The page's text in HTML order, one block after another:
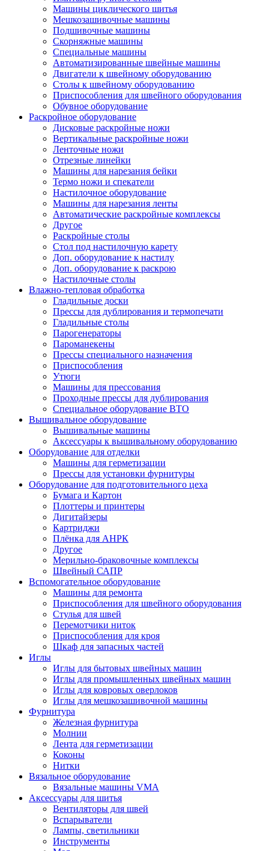
Машины циклического шитья
Мешкозашивочные машины
Подшивочные машины
Скорняжные машины
Специальные машины
Автоматизированные швейные машины
Двигатели к швейному оборудованию
Столы к швейному оборудованию
Приспособления для швейного оборудования
Обувное оборудование
Раскройное оборудование
Дисковые раскройные ножи
Вертикальные раскройные ножи
Ленточные ножи
Отрезные линейки
Машины для нарезания бейки
Термо ножи и спекатели
Настилочное оборудование
Машины для нарезания ленты
Автоматические раскройные комплексы
Другое
Раскройные столы
Стол под настилочную карету
Доп. оборудование к настилу
Доп. оборудование к раскрою
Настилочные столы
Влажно-тепловая обработка
Гладильные доски
Прессы для дублирования и термопечати
Гладильные столы
Парогенераторы
Пароманекены
Прессы специального назначения
Приспособления
Утюги
Машины для прессования
Проходные прессы для дублирования
Специальное оборудование ВТО
Вышивальное оборудование
Вышивальные машины
Аксессуары к вышивальному оборудованию
Оборудование для отделки
Машины для герметизации
Прессы для установки фурнитуры
Оборудование для подготовительного цеха
Бумага и Картон
Плоттеры и принтеры
Дигитайзеры
Картриджи
Плёнка для АНРК
Другое
Мерильно-браковочные комплексы
Швейный САПР
Вспомогательное оборудование
Машины для ремонта
Приспособления для швейного оборудования
Стулья для швей
Перемотчики ниток
Приспособления для кроя
Шкаф для запасных частей
Иглы
Иглы для бытовых швейных машин
Иглы для промышленных швейных машин
Иглы для ковровых оверлоков
Иглы для мешкозашивочной машины
Фурнитура
Железная фурнитура
Молнии
Лента для герметизации
Коконы
Нитки
Вязальное оборудование
Вязальные машины VMA
Аксессуары для шитья
Вентиляторы для швей
Вспарыватели
Лампы, светильники
Инструменты